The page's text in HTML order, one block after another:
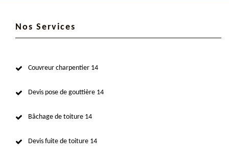
Nos Services
Couvreur charpentier 14
Devis pose de gouttière 14
Bâchage de toiture 14
Devis fuite de toiture 14